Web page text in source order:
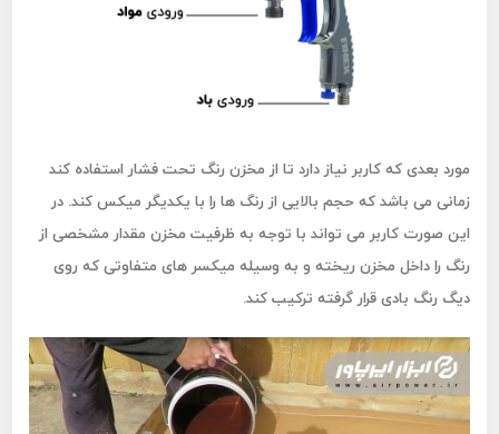
مورد بعدی که کاربر نیاز دارد تا از مخزن رنگ تحت فشار استفاده کند
زمانی می باشد که حجم بالایی از رنگ ها را با یکدیگر میکس کند. در
این صورت کاربر می تواند با توجه به ظرفیت مخزن مقدار مشخصی از
رنگ را داخل مخزن ریخته و به وسیله میکسر های متفاوتی که روی
دیگ رنگ بادی قرار گرفته ترکیب کند.